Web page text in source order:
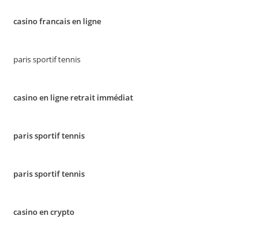
casino francais en ligne
paris sportif tennis
casino en ligne retrait immédiat
paris sportif tennis
paris sportif tennis
casino en crypto